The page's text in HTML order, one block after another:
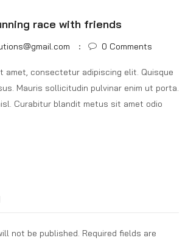
race with friends
0 Comments
amet, consectetur adipiscing elit. Quisque
Mauris sollicitudin pulvinar enim ut porta.
Curabitur blandit metus sit amet odio
not be published. Required fields are